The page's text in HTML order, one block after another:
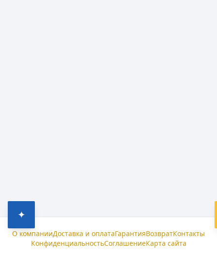
✦
О компанииДоставка и оплатаГарантияВозвратКонтакты
КонфиденциальностьСоглашениеКарта сайта